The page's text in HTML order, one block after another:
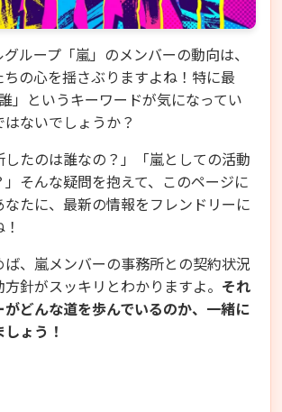
ループ「嵐」のメンバーの動向は、
ちの心を揺さぶりますよね！特に最
」というキーワードが気になってい
ないでしょうか？
したのは誰なの？」「嵐としての活動
そんな疑問を抱えて、このページに
なたに、最新の情報をフレンドリーに
ば、嵐メンバーの事務所との契約状況
針がスッキリとわかりますよ。 それ
どんな道を歩んでいるのか、一緒に
ょう！